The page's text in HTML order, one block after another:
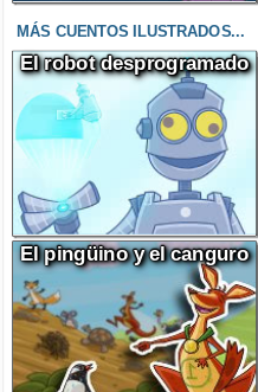
MÁS CUENTOS ILUSTRADOS...
El robot desprogramado
El pingüino y el canguro